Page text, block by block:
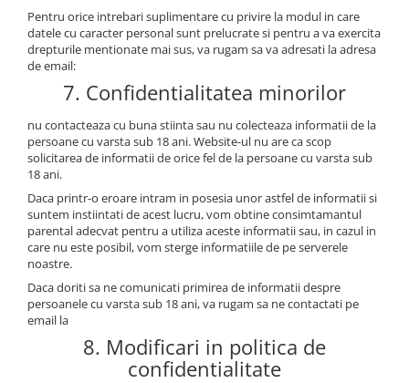
Pentru orice intrebari suplimentare cu privire la modul in care
datele cu caracter personal sunt prelucrate si pentru a va exercita
drepturile mentionate mai sus, va rugam sa va adresati la adresa
de email:
7. Confidentialitatea minorilor
nu contacteaza cu buna stiinta sau nu colecteaza informatii de la
persoane cu varsta sub 18 ani. Website-ul nu are ca scop
solicitarea de informatii de orice fel de la persoane cu varsta sub
18 ani.
Daca printr-o eroare intram in posesia unor astfel de informatii si
suntem instiintati de acest lucru, vom obtine consimtamantul
parental adecvat pentru a utiliza aceste informatii sau, in cazul in
care nu este posibil, vom sterge informatiile de pe serverele
noastre.
Daca doriti sa ne comunicati primirea de informatii despre
persoanele cu varsta sub 18 ani, va rugam sa ne contactati pe
email la
8. Modificari in politica de
confidentialitate